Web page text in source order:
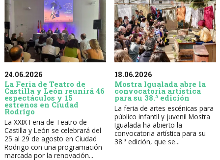
24.06.2026
La Feria de Teatro de
Castilla y León reunirá 46
espectáculos y 15
estrenos en Ciudad
Rodrigo
La XXIX Feria de Teatro de
Castilla y León se celebrará del
25 al 29 de agosto en Ciudad
Rodrigo con una programación
marcada por la renovación...
18.06.2026
Mostra Igualada abre la
convocatoria artística
para su 38.ª edición
La feria de artes escénicas para
público infantil y juvenil Mostra
Igualada ha abierto la
convocatoria artística para su
38.ª edición, que se...